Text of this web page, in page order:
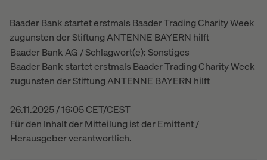
Baader Bank startet erstmals Baader Trading Charity Week
zugunsten der Stiftung ANTENNE BAYERN hilft
Baader Bank AG / Schlagwort(e): Sonstiges
Baader Bank startet erstmals Baader Trading Charity Week
zugunsten der Stiftung ANTENNE BAYERN hilft
26.11.2025 / 16:05 CET/CEST
Für den Inhalt der Mitteilung ist der Emittent /
Herausgeber verantwortlich.